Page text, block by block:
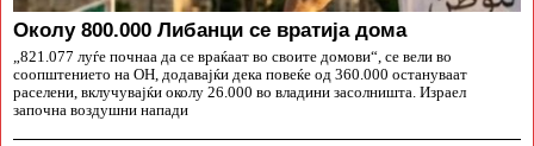
Околу 800.000 Либанци се вратија дома
„821.077 луѓе почнаа да се враќаат во своите домови“, се вели во
соопштението на ОН, додавајќи дека повеќе од 360.000 остануваат
раселени, вклучувајќи околу 26.000 во владини засолништа. Израел
започна воздушни напади